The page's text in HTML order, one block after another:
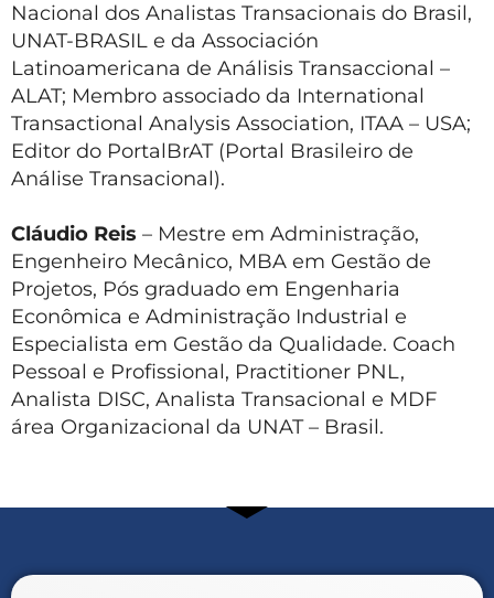
Nacional dos Analistas Transacionais do Brasil,
UNAT-BRASIL e da Associación
Latinoamericana de Análisis Transaccional –
ALAT; Membro associado da International
Transactional Analysis Association, ITAA – USA;
Editor do PortalBrAT (Portal Brasileiro de
Análise Transacional).
Cláudio Reis – Mestre em Administração,
Engenheiro Mecânico, MBA em Gestão de
Projetos, Pós graduado em Engenharia
Econômica e Administração Industrial e
Especialista em Gestão da Qualidade. Coach
Pessoal e Profissional, Practitioner PNL,
Analista DISC, Analista Transacional e MDF
área Organizacional da UNAT – Brasil.